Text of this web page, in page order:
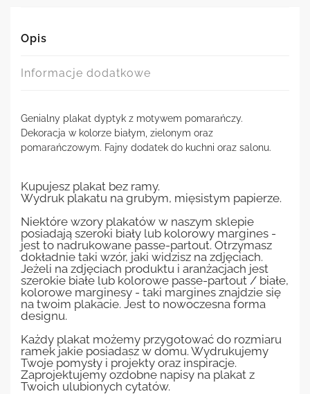
Opis
Informacje dodatkowe
Genialny plakat dyptyk z motywem pomarańczy.
Dekoracja w kolorze białym, zielonym oraz
pomarańczowym. Fajny dodatek do kuchni oraz salonu.
Kupujesz plakat bez ramy.
Wydruk plakatu na grubym, mięsistym papierze.
Niektóre wzory plakatów w naszym sklepie
posiadają szeroki biały lub kolorowy margines -
jest to nadrukowane passe-partout. Otrzymasz
dokładnie taki wzór, jaki widzisz na zdjęciach.
Jeżeli na zdjęciach produktu i aranżacjach jest
szerokie białe lub kolorowe passe-partout / białe,
kolorowe marginesy - taki margines znajdzie się
na twoim plakacie. Jest to nowoczesna forma
designu.
Każdy plakat możemy przygotować do rozmiaru
ramek jakie posiadasz w domu. Wydrukujemy
Twoje pomysły i projekty oraz inspiracje.
Zaprojektujemy ozdobne napisy na plakat z
Twoich ulubionych cytatów.